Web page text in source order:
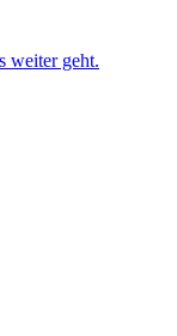
weiter geht.